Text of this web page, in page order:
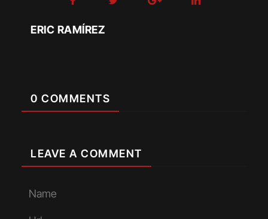
ERIC RAMÍREZ
0 COMMENTS
LEAVE A COMMENT